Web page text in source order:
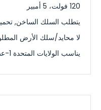
120 فولت، 5 أمبير
يتطلب السلك الساخن,
لا محايد/سلك الأرض
يناسب الولايات المتحدة 1-عصابة مربع الجدار